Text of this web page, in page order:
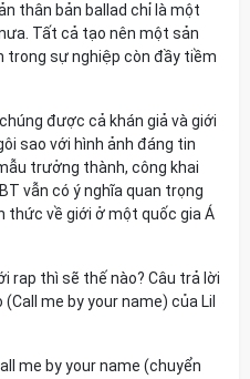
thân bản ballad chỉ là một
Tất cả tạo nên một sản
trong sự nghiệp còn đầy tiềm
được cả khán giả và giới
sao với hình ảnh đáng tin
trưởng thành, công khai
vẫn có ý nghĩa quan trọng
thức về giới ở một quốc gia Á
rap thì sẽ thế nào? Câu trả lời
me by your name) của Lil
me by your name (chuyển